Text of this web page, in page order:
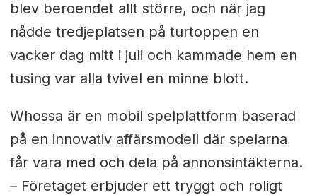
blev beroendet allt större, och när jag
nådde tredjeplatsen på turtoppen en
vacker dag mitt i juli och kammade hem en
tusing var alla tvivel en minne blott.
Whossa är en mobil spelplattform baserad
på en innovativ affärsmodell där spelarna
får vara med och dela på annonsintäkterna.
– Företaget erbjuder ett tryggt och roligt